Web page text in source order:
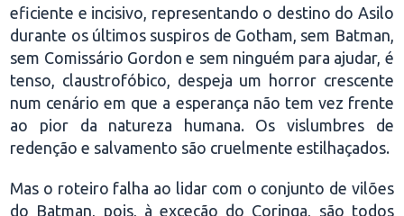
eficiente e incisivo, representando o destino do Asilo
durante os últimos suspiros de Gotham, sem Batman,
sem Comissário Gordon e sem ninguém para ajudar, é
tenso, claustrofóbico, despeja um horror crescente
num cenário em que a esperança não tem vez frente
ao pior da natureza humana. Os vislumbres de
redenção e salvamento são cruelmente estilhaçados.
Mas o roteiro falha ao lidar com o conjunto de vilões
do Batman, pois, à exceção do Coringa, são todos